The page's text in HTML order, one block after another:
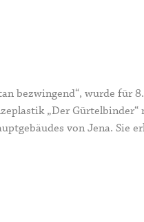
bezwingend“, wurde für
„Der
von Jena. Sie